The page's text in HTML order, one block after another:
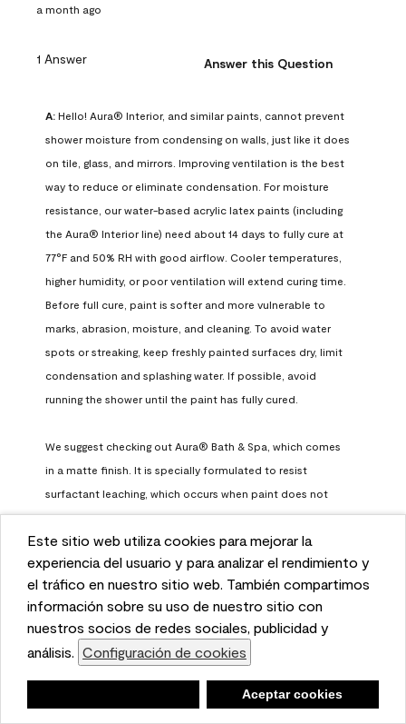
This website uses cookies to enhance user experience
and to analyze performance and traffic on our website.
We also share information about your use of our site
with our social media, advertising, and analytics
partners. Cookie Settings
Accept Cookies
Este sitio web utiliza cookies para mejorar la
experiencia del usuario y para analizar el rendimiento y
el tráfico en nuestro sitio web. También compartimos
información sobre su uso de nuestro sitio con
nuestros socios de redes sociales, publicidad y
análisis. Configuración de cookies
Aceptar cookies
a month ago
1 Answer Answer this Question
A: Hello! Aura® Interior, and similar paints, cannot prevent
shower moisture from condensing on walls, just like it does
on tile, glass, and mirrors. Improving ventilation is the best
way to reduce or eliminate condensation. For moisture
resistance, our water-based acrylic latex paints (including
the Aura® Interior line) need about 14 days to fully cure at
77°F and 50% RH with good airflow. Cooler temperatures,
higher humidity, or poor ventilation will extend curing time.
Before full cure, paint is softer and more vulnerable to
marks, abrasion, moisture, and cleaning. To avoid water
spots or streaking, keep freshly painted surfaces dry, limit
condensation and splashing water. If possible, avoid
running the shower until the paint has fully cured.
We suggest checking out Aura® Bath & Spa, which comes
in a matte finish. It is specially formulated to resist
surfactant leaching, which occurs when paint does not
have enough time to fully cure before being exposed to
high humidity. To learn more, feel free to check it out here:
https://www.benjaminmoore.com/en-us/interior-exterior-
paints-stains/product-catalog/abs/aura-bath-and-spa-
paint
Benjamin Moore Support
a month ago